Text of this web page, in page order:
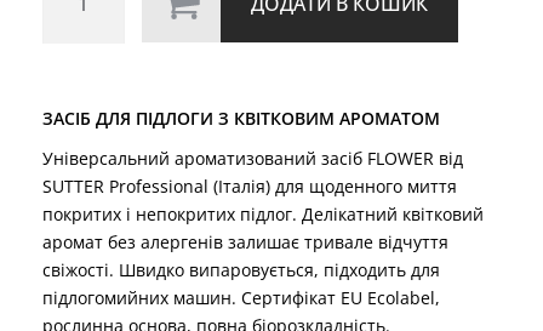
ароматом
FLOWER
(5
кг)
кількість
ЗАСІБ ДЛЯ ПІДЛОГИ З КВІТКОВИМ АРОМАТОМ
Універсальний ароматизований засіб FLOWER від
SUTTER Professional (Італія) для щоденного миття
покритих і непокритих підлог. Делікатний квітковий
аромат без алергенів залишає тривале відчуття
свіжості. Швидко випаровується, підходить для
підлогомийних машин. Сертифікат EU Ecolabel,
рослинна основа, повна біорозкладність.